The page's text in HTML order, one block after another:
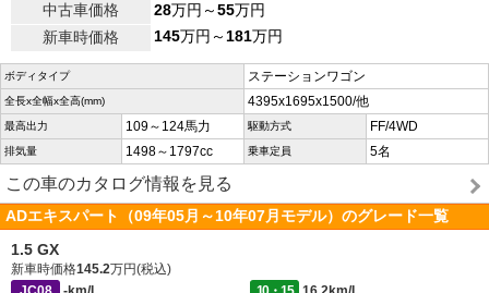
中古車価格 28万円～55万円
新車時価格
145万円～181万円
ボディタイプ ステーションワゴン
全長x全幅x全高(mm) 4395x1695x1500/他
最高出力 109～124馬力 駆動方式 FF/4WD
排気量 1498～1797cc 乗車定員 5名
この車のカタログ情報を見る
ADエキスパート（09年05月～10年07月モデル）のグレード一覧
1.5 GX
新車時価格145.2万円(税込)